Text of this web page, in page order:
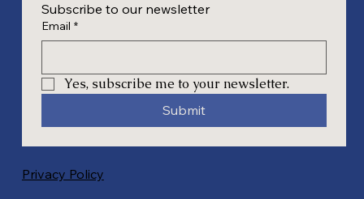
Subscribe to our newsletter
Email *
Yes, subscribe me to your newsletter.
Submit
Privacy Policy